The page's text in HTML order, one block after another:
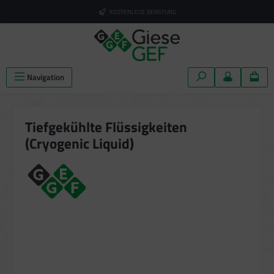
KOSTENLOSE BERATUNG
Navigation
Tiefgekühlte Flüssigkeiten
(Cryogenic Liquid)